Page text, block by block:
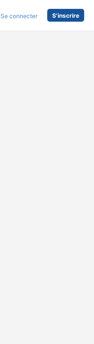
Se connecter S'inscrire